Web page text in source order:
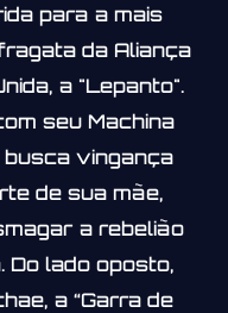
para a mais
da Aliança
a "Lepanto".
seu Machina
busca vingança
de sua mãe,
a rebelião
Do lado oposto,
a “Garra de